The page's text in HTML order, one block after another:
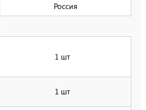
Россия
1 шт
1 шт